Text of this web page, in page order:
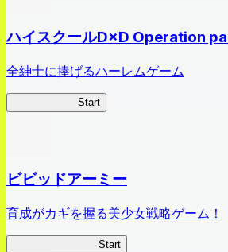
ハイスクールD×D Operation
全紳士に捧げるハーレムゲーム
Start
ビビッドアーミー
育成がカギを握る美少女戦略ゲーム！
Start